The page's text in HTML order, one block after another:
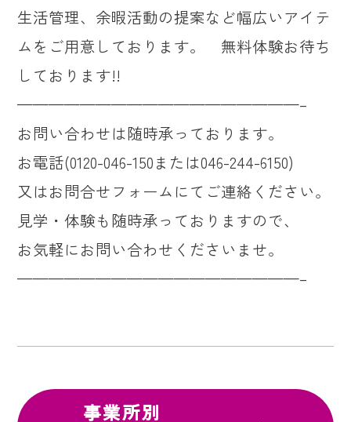
生活管理、余暇活動の提案など幅広いアイテ
ムをご用意しております。 無料体験お待ち
しております!!
——————————————————–
お問い合わせは随時承っております。
お電話(0120-046-150または046-244-6150)
又はお問合せフォームにてご連絡ください。
見学・体験も随時承っておりますので、
お気軽にお問い合わせくださいませ。
——————————————————–
事業所別